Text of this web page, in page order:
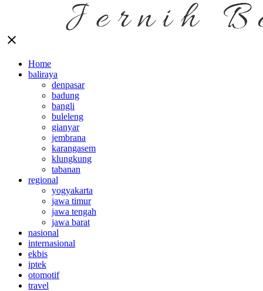
close
Home
baliraya
denpasar
badung
bangli
buleleng
gianyar
jembrana
karangasem
klungkung
tabanan
regional
yogyakarta
jawa timur
jawa tengah
jawa barat
nasional
internasional
ekbis
iptek
otomotif
travel